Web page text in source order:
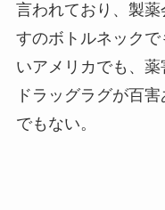
言われており、製
すのボトルネック
いアメリカでも、薬
ドラッグラグが百
でもない。